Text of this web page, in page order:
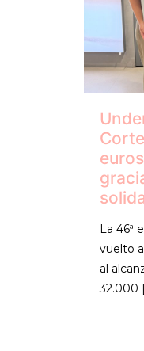
La 46ª
vuelto
al
32.000